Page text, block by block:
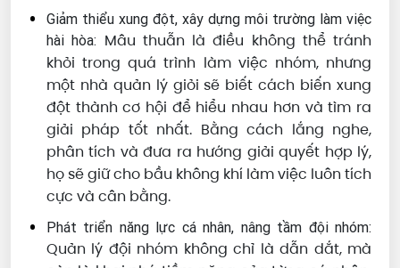
Giảm thiểu xung đột, xây dựng môi trường làm việc
hài hòa: Mâu thuẫn là điều không thể tránh
khỏi trong quá trình làm việc nhóm, nhưng
một nhà quản lý giỏi sẽ biết cách biến xung
đột thành cơ hội để hiểu nhau hơn và tìm ra
giải pháp tốt nhất. Bằng cách lắng nghe,
phân tích và đưa ra hướng giải quyết hợp lý,
họ sẽ giữ cho bầu không khí làm việc luôn tích
cực và cân bằng.
Phát triển năng lực cá nhân, nâng tầm đội nhóm:
Quản lý đội nhóm không chỉ là dẫn dắt, mà